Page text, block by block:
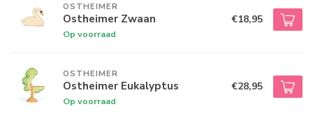
OSTHEIMER
Ostheimer Zwaan
Op voorraad
€18,95
OSTHEIMER
Ostheimer Eukalyptus
Op voorraad
€28,95